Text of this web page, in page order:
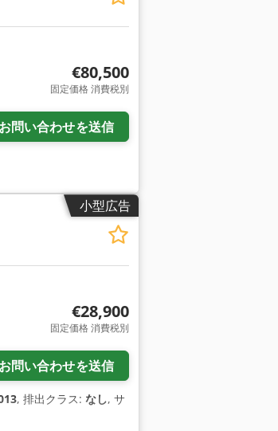
€80,500
固定価格 消費税別
お問い合わせを送信
小型広告
€28,900
固定価格 消費税別
お問い合わせを送信
, 排出クラス: なし, サ